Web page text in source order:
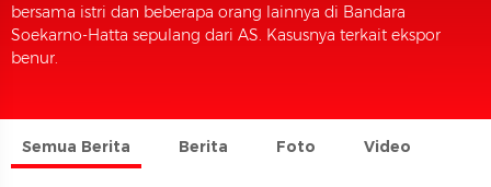
bersama istri dan beberapa orang lainnya di Bandara
Soekarno-Hatta sepulang dari AS. Kasusnya terkait ekspor
benur.
Semua Berita Berita Foto Video